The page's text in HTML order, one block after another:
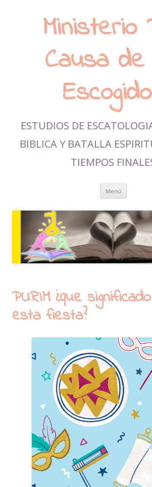
Ministerio
Causa
ESTUDIOS DE
BIBLICA Y BATALLA
TIEMPOS
Menú Ir al
PURIM ¿que
esta fiesta?